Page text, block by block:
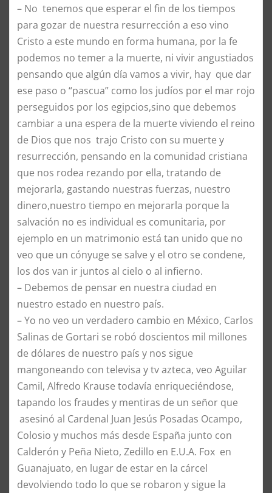
– No tenemos que esperar el fin de los tiempos
para gozar de nuestra resurrección a eso vino
Cristo a este mundo en forma humana, por la fe
podemos no temer a la muerte, ni vivir angustiados
pensando que algún día vamos a vivir, hay que dar
ese paso o “pascua” como los judíos por el mar rojo
perseguidos por los egipcios,sino que debemos
cambiar a una espera de la muerte viviendo el reino
de Dios que nos trajo Cristo con su muerte y
resurrección, pensando en la comunidad cristiana
que nos rodea rezando por ella, tratando de
mejorarla, gastando nuestras fuerzas, nuestro
dinero,nuestro tiempo en mejorarla porque la
salvación no es individual es comunitaria, por
ejemplo en un matrimonio está tan unido que no
veo que un cónyuge se salve y el otro se condene,
los dos van ir juntos al cielo o al infierno.
– Debemos de pensar en nuestra ciudad en
nuestro estado en nuestro país.
–Yo no veo un verdadero cambio en México, Carlos
Salinas de Gortari se robó doscientos mil millones
de dólares de nuestro país y nos sigue
mangoneando con televisa y tv azteca, veo Aguilar
Camil, Alfredo Krause todavía enriqueciéndose,
tapando los fraudes y mentiras de un señor que
asesinó al Cardenal Juan Jesús Posadas Ocampo,
Colosio y muchos más desde España junto con
Calderón y Peña Nieto, Zedillo en E.U.A. Fox en
Guanajuato, en lugar de estar en la cárcel
devolviendo todo lo que se robaron y sigue la